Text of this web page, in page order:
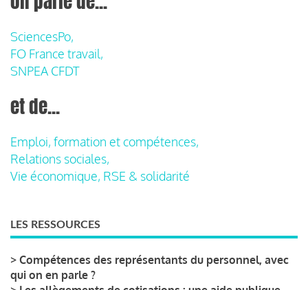
SciencesPo,
FO France travail,
SNPEA CFDT
et de...
Emploi, formation et compétences,
Relations sociales,
Vie économique, RSE & solidarité
LES RESSOURCES
> Compétences des représentants du personnel, avec
qui on en parle ?